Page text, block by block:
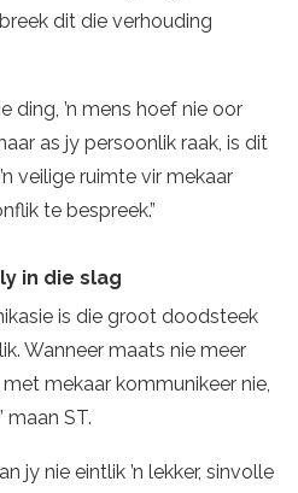
dit die verhouding
ding, ’n mens hoef nie oor
as jy persoonlik raak, is dit
veilige ruimte vir mekaar
te bespreek.”
in die slag
is die groot doodsteek
Wanneer maats nie meer
mekaar kommunikeer nie,
maan ST.
jy nie eintlik ’n lekker, sinvolle